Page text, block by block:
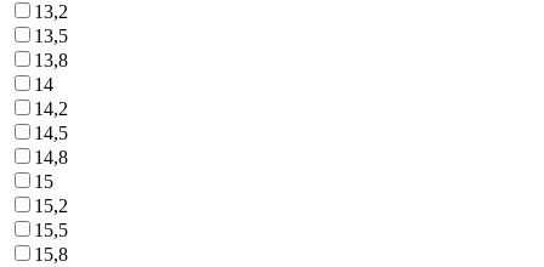
13,2
13,5
13,8
14
14,2
14,5
14,8
15
15,2
15,5
15,8